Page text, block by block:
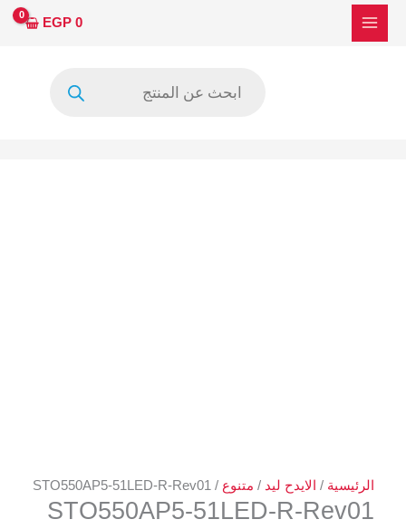
تخطي
0
EGP
الرئيسية / الايدح ليد / متنوع / STO550AP5-51LED-R-Rev01
STO550AP5-51LED-R-Rev01
كمية
STO550AP5-